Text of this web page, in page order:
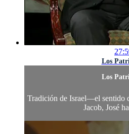
Los
Los
Tradición de Israel—el sentido
Jacob, José